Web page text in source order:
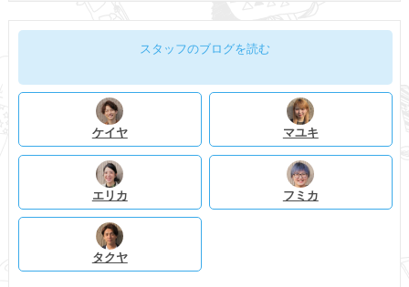
スタッフのブログを読む
ケイヤ マユキ
エリカ フミカ
タクヤ